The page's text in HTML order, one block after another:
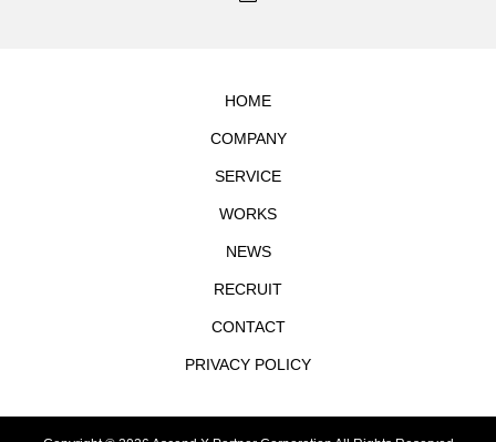
HOME
COMPANY
SERVICE
WORKS
NEWS
RECRUIT
CONTACT
PRIVACY POLICY